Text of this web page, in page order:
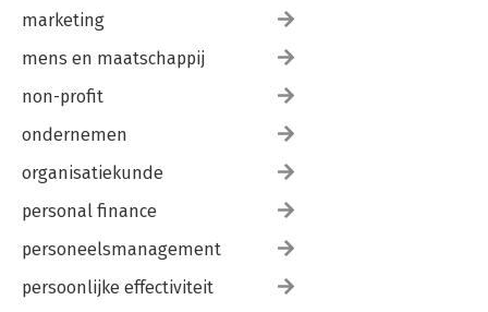
marketing
mens en maatschappij
non-profit
ondernemen
organisatiekunde
personal finance
personeelsmanagement
persoonlijke effectiviteit